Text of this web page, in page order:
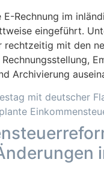
Rechnung im
eingeführt.
rechtzeitig mit den
Archivierung